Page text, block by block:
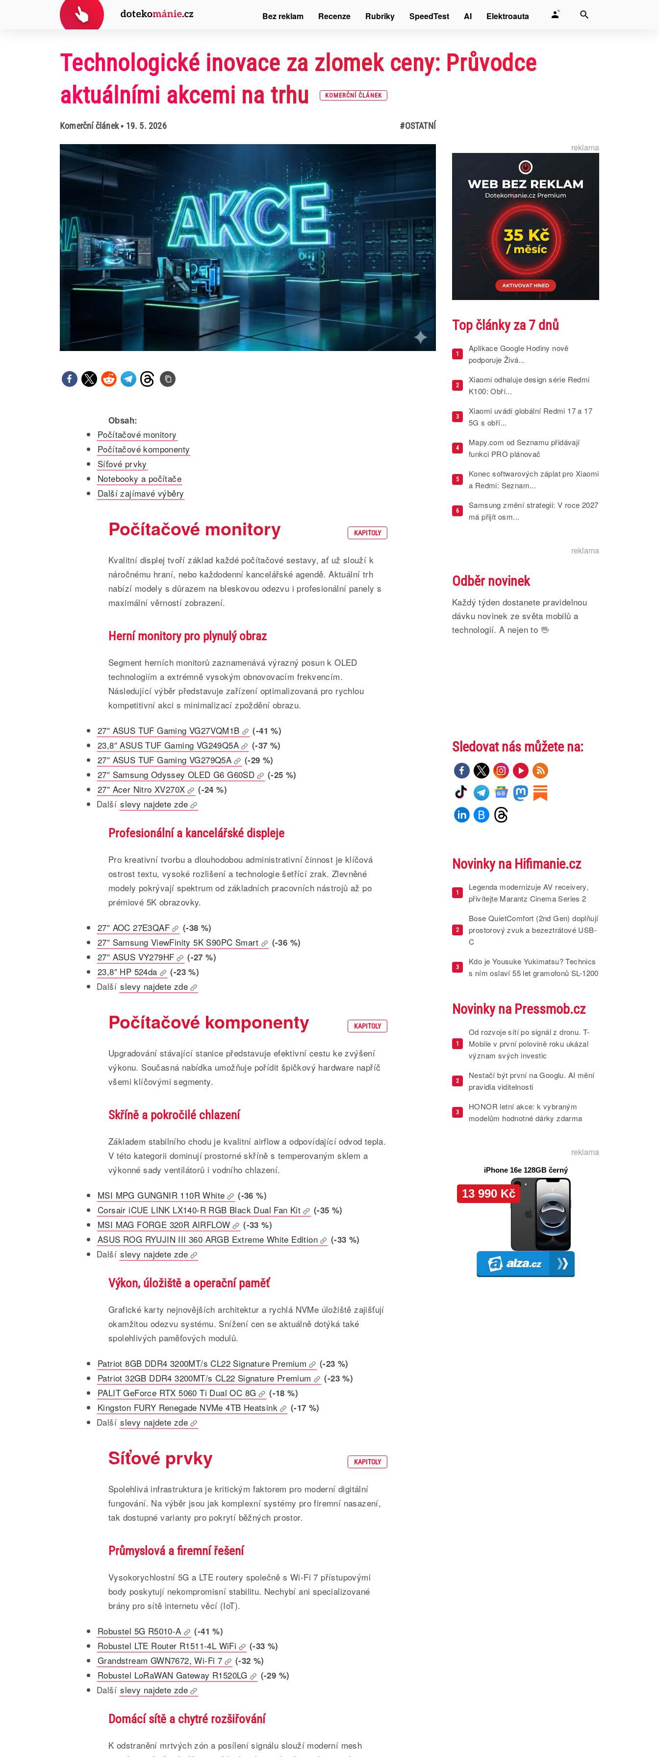
Technologické inovace za zlomek ceny: Průvodce
aktuálními akcemi na trhu
KOMERČNÍ ČLÁNEK
Komerční článek• 19. 5. 2026 #OSTATNÍ
Obsah:
Počítačové monitory
Počítačové komponenty
Síťové prvky
Notebooky a počítače
Další zajímavé výběry
Počítačové monitory KAPITOLY
Kvalitní displej tvoří základ každé počítačové sestavy, ať už slouží k
náročnému hraní, nebo každodenní kancelářské agendě. Aktuální trh
nabízí modely s důrazem na bleskovou odezvu i profesionální panely s
maximální věrností zobrazení.
Herní monitory pro plynulý obraz
Segment herních monitorů zaznamenává výrazný posun k OLED
technologiím a extrémně vysokým obnovovacím frekvencím.
Následující výběr představuje zařízení optimalizovaná pro rychlou
kompetitivní akci s minimalizací zpoždění obrazu.
27″ ASUS TUF Gaming VG27VQM1B (-41 %)
23,8″ ASUS TUF Gaming VG249Q5A (-37 %)
27″ ASUS TUF Gaming VG279Q5A (-29 %)
27″ Samsung Odyssey OLED G6 G60SD (-25 %)
27″ Acer Nitro XV270X (-24 %)
Další slevy najdete zde
Profesionální a kancelářské displeje
Pro kreativní tvorbu a dlouhodobou administrativní činnost je klíčová
ostrost textu, vysoké rozlišení a technologie šetřící zrak. Zlevněné
modely pokrývají spektrum od základních pracovních nástrojů až po
prémiové 5K obrazovky.
27″ AOC 27E3QAF (-38 %)
27″ Samsung ViewFinity 5K S90PC Smart (-36 %)
27″ ASUS VY279HF (-27 %)
23,8″ HP 524da (-23 %)
Další slevy najdete zde
Počítačové komponenty KAPITOLY
Upgradování stávající stanice představuje efektivní cestu ke zvýšení
výkonu. Současná nabídka umožňuje pořídit špičkový hardware napříč
všemi klíčovými segmenty.
Skříně a pokročilé chlazení
Základem stabilního chodu je kvalitní airflow a odpovídající odvod tepla.
V této kategorii dominují prostorné skříně s temperovaným sklem a
výkonné sady ventilátorů i vodního chlazení.
MSI MPG GUNGNIR 110R White (-36 %)
Corsair iCUE LINK LX140-R RGB Black Dual Fan Kit (-35 %)
MSI MAG FORGE 320R AIRFLOW (-33 %)
ASUS ROG RYUJIN III 360 ARGB Extreme White Edition (-33 %)
Další slevy najdete zde
Výkon, úložiště a operační paměť
Grafické karty nejnovějších architektur a rychlá NVMe úložiště zajišťují
okamžitou odezvu systému. Snížení cen se aktuálně dotýká také
spolehlivých paměťových modulů.
Patriot 8GB DDR4 3200MT/s CL22 Signature Premium (-23 %)
Patriot 32GB DDR4 3200MT/s CL22 Signature Premium (-23 %)
PALIT GeForce RTX 5060 Ti Dual OC 8G (-18 %)
Kingston FURY Renegade NVMe 4TB Heatsink (-17 %)
Další slevy najdete zde
Síťové prvky KAPITOLY
Spolehlivá infrastruktura je kritickým faktorem pro moderní digitální
fungování. Na výběr jsou jak komplexní systémy pro firemní nasazení,
tak dostupné varianty pro pokrytí běžných prostor.
Průmyslová a firemní řešení
Vysokorychlostní 5G a LTE routery společně s Wi-Fi 7 přístupovými
body poskytují nekompromisní stabilitu. Nechybí ani specializované
brány pro sítě internetu věcí (IoT).
Robustel 5G R5010-A (-41 %)
Robustel LTE Router R1511-4L WiFi (-33 %)
Grandstream GWN7672, Wi-Fi 7 (-32 %)
Robustel LoRaWAN Gateway R1520LG (-29 %)
Další slevy najdete zde
Domácí sítě a chytré rozšiřování
K odstranění mrtvých zón a posílení signálu slouží moderní mesh
reklama
Top články za 7 dnů
1
Aplikace Google Hodiny nově
podporuje Živá...
2
Xiaomi odhaluje design série Redmi
K100: Obří...
3
Xiaomi uvádí globální Redmi 17 a 17
5G s obří...
4
Mapy.com od Seznamu přidávají
funkci PRO plánovač
5
Konec softwarových záplat pro Xiaomi
a Redmi: Seznam...
6
Samsung změní strategii: V roce 2027
má přijít osm...
reklama
Odběr novinek
Každý týden dostanete pravidelnou
dávku novinek ze světa mobilů a
technologií. A nejen to 🖖
Sledovat nás můžete na:
Novinky na Hifimanie.cz
1
Legenda modernizuje AV receivery,
přivítejte Marantz Cinema Series 2
2
Bose QuietComfort (2nd Gen) doplňují
prostorový zvuk a bezeztrátové USB-
C
3
Kdo je Yousuke Yukimatsu? Technics
s ním oslaví 55 let gramofonů SL-1200
Novinky na Pressmob.cz
1
Od rozvoje sítí po signál z dronu. T-
Mobile v první polovině roku ukázal
význam svých investic
2
Nestačí být první na Googlu. AI mění
pravidla viditelnosti
3
HONOR letní akce: k vybraným
modelům hodnotné dárky zdarma
reklama
Bez reklam Recenze Rubriky SpeedTest AI Elektroauta